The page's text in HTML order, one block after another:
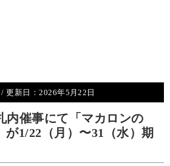
/ 更新日：2026年5月22日
内催事にて「マカロンの
が1/22（月）〜31（水）期